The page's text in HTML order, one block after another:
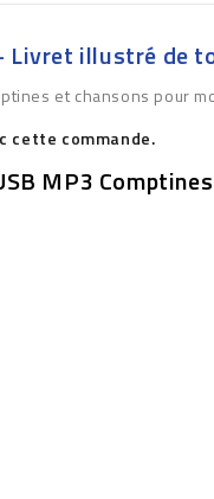
Livret illustré de
et chansons pour
cette commande.
MP3